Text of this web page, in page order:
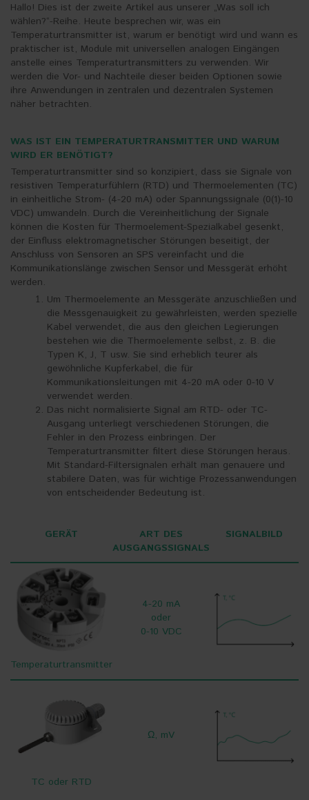
Hallo! Dies ist der zweite Artikel aus unserer „Was soll ich
wählen?“-Reihe. Heute besprechen wir, was ein
Temperaturtransmitter ist, warum er benötigt wird und wann es
praktischer ist, Module mit universellen analogen Eingängen
anstelle eines Temperaturtransmitters zu verwenden. Wir
werden die Vor- und Nachteile dieser beiden Optionen sowie
ihre Anwendungen in zentralen und dezentralen Systemen
näher betrachten.
WAS IST EIN TEMPERATURTRANSMITTER UND WARUM
WIRD ER BENÖTIGT?
Temperaturtransmitter sind so konzipiert, dass sie Signale von
resistiven Temperaturfühlern (RTD) und Thermoelementen (TC)
in einheitliche Strom- (4-20 mA) oder Spannungssignale (0(1)-10
VDC) umwandeln. Durch die Vereinheitlichung der Signale
können die Kosten für Thermoelement-Spezialkabel gesenkt,
der Einfluss elektromagnetischer Störungen beseitigt, der
Anschluss von Sensoren an SPS vereinfacht und die
Kommunikationslänge zwischen Sensor und Messgerät erhöht
werden.
Um Thermoelemente an Messgeräte anzuschließen und
die Messgenauigkeit zu gewährleisten, werden spezielle
Kabel verwendet, die aus den gleichen Legierungen
bestehen wie die Thermoelemente selbst, z. B. die
Typen K, J, T usw. Sie sind erheblich teurer als
gewöhnliche Kupferkabel, die für
Kommunikationsleitungen mit 4-20 mA oder 0-10 V
verwendet werden.
Das nicht normalisierte Signal am RTD- oder TC-
Ausgang unterliegt verschiedenen Störungen, die
Fehler in den Prozess einbringen. Der
Temperaturtransmitter filtert diese Störungen heraus.
Mit Standard-Filtersignalen erhält man genauere und
stabilere Daten, was für wichtige Prozessanwendungen
von entscheidender Bedeutung ist.
GERÄT
ART DES
AUSGANGSSIGNALS
SIGNALBILD
Temperaturtransmitter
4-20 mA
oder
0-10 VDC
TC oder RTD
Ω, mV